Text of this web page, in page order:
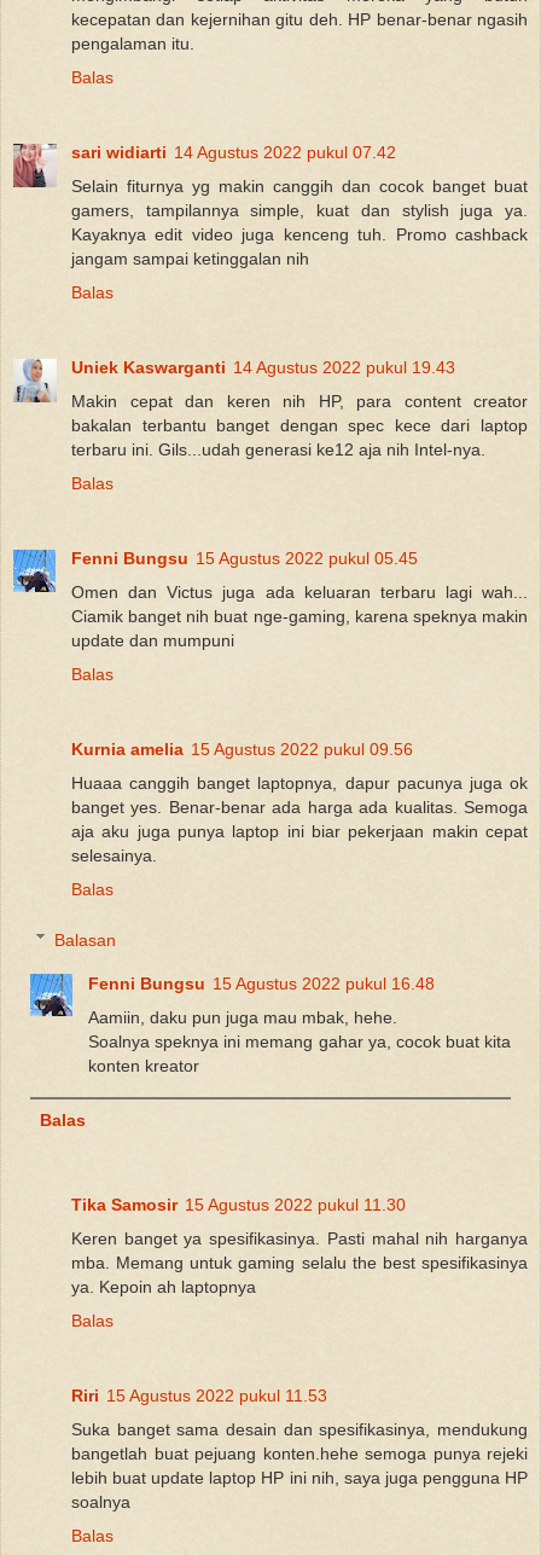
kecepatan dan kejernihan gitu deh. HP benar-benar ngasih
pengalaman itu.
Balas
sari widiarti 14 Agustus 2022 pukul 07.42
Selain fiturnya yg makin canggih dan cocok banget buat
gamers, tampilannya simple, kuat dan stylish juga ya.
Kayaknya edit video juga kenceng tuh. Promo cashback
jangam sampai ketinggalan nih
Balas
Uniek Kaswarganti 14 Agustus 2022 pukul 19.43
Makin cepat dan keren nih HP, para content creator
bakalan terbantu banget dengan spec kece dari laptop
terbaru ini. Gils...udah generasi ke12 aja nih Intel-nya.
Balas
Fenni Bungsu 15 Agustus 2022 pukul 05.45
Omen dan Victus juga ada keluaran terbaru lagi wah...
Ciamik banget nih buat nge-gaming, karena speknya makin
update dan mumpuni
Balas
Kurnia amelia 15 Agustus 2022 pukul 09.56
Huaaa canggih banget laptopnya, dapur pacunya juga ok
banget yes. Benar-benar ada harga ada kualitas. Semoga
aja aku juga punya laptop ini biar pekerjaan makin cepat
selesainya.
Balas
Balasan
Fenni Bungsu 15 Agustus 2022 pukul 16.48
Aamiin, daku pun juga mau mbak, hehe.
Soalnya speknya ini memang gahar ya, cocok buat kita
konten kreator
Balas
Tika Samosir 15 Agustus 2022 pukul 11.30
Keren banget ya spesifikasinya. Pasti mahal nih harganya
mba. Memang untuk gaming selalu the best spesifikasinya
ya. Kepoin ah laptopnya
Balas
Riri 15 Agustus 2022 pukul 11.53
Suka banget sama desain dan spesifikasinya, mendukung
bangetlah buat pejuang konten.hehe semoga punya rejeki
lebih buat update laptop HP ini nih, saya juga pengguna HP
soalnya
Balas